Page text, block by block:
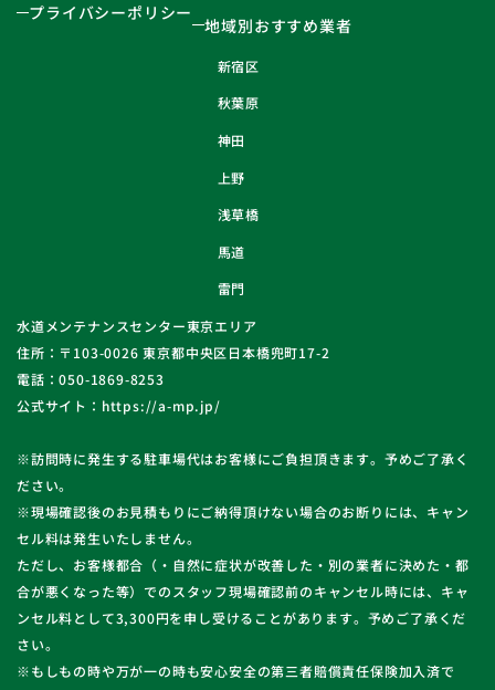
プライバシーポリシー
地域別おすすめ業者
新宿区
秋葉原
神田
上野
浅草橋
馬道
雷門
水道メンテナンスセンター東京エリア
住所：〒103-0026 東京都中央区日本橋兜町17-2
電話：050-1869-8253
公式サイト：https://a-mp.jp/
※訪問時に発生する駐車場代はお客様にご負担頂きます。予めご了承く
ださい。
※現場確認後のお見積もりにご納得頂けない場合のお断りには、キャン
セル料は発生いたしません。
ただし、お客様都合（・自然に症状が改善した・別の業者に決めた・都
合が悪くなった等）でのスタッフ現場確認前のキャンセル時には、キャ
ンセル料として3,300円を申し受けることがあります。予めご了承くだ
さい。
※もしもの時や万が一の時も安心安全の第三者賠償責任保険加入済で